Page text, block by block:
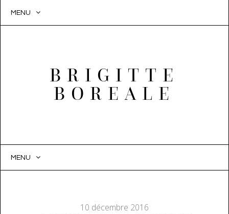
MENU
BRIGITTE
BOREALE
MENU
10 décembre 2016